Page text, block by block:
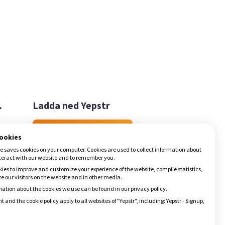
Ladda ned Yepstr
saves cookies on your computer. Cookies are used to collect information about
with our website and to remember you.
to improve and customize your experience of the website, compile statistics,
our visitors on the website and in other media.
about the cookies we use can be found in our privacy policy.
and the cookie policy apply to all websites of "Yepstr", including: Yepstr - Signup,